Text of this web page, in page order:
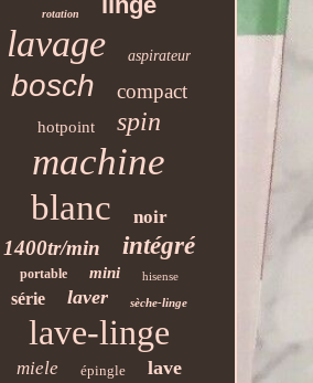
rotation
lavage aspirateur
bosch compact
hotpoint spin
machine
blanc noir
1400tr/min intégré
portable mini hisense
série laver sèche-linge
lave-linge
miele épingle lave